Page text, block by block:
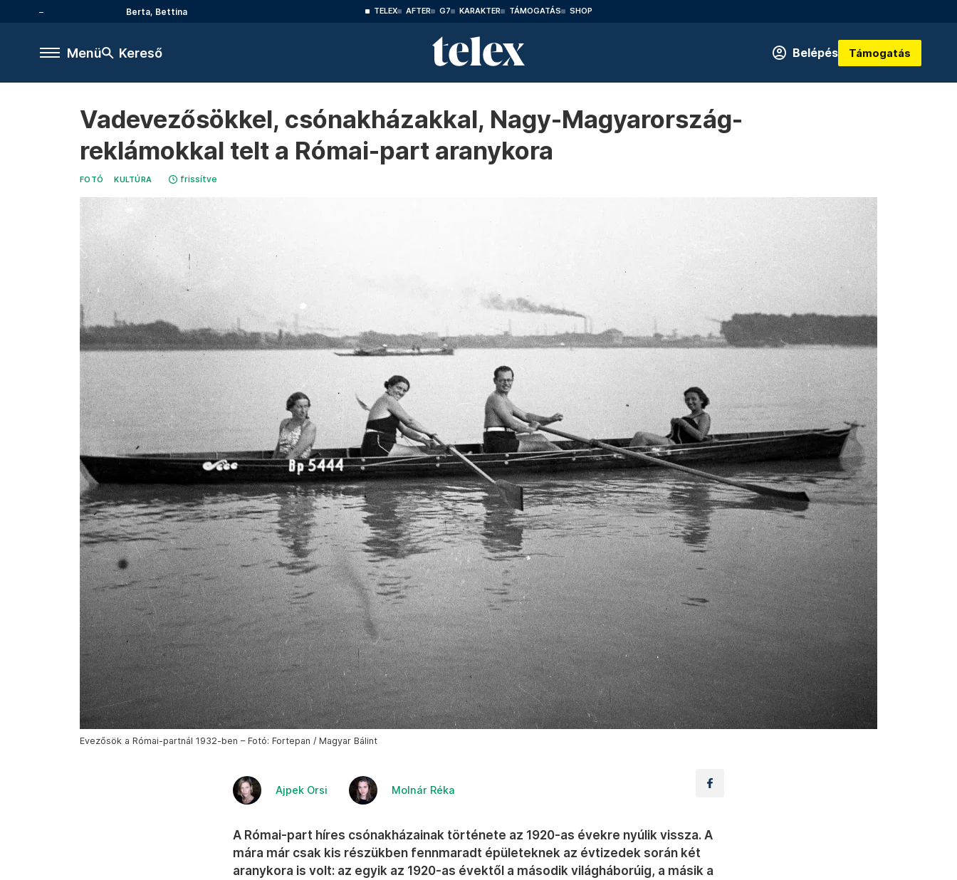
Berta, Bettina TELEX AFTER G7 KARAKTER TÁMOGATÁS SHOP
Menü Kereső Belépés Támogatás
Vadevezősökkel, csónakházakkal, Nagy-Magyarország-
reklámokkal telt a Római-part aranykora
FOTÓ KULTÚRA frissítve
Evezősök a Római-partnál 1932-ben – Fotó: Fortepan / Magyar Bálint
Ajpek Orsi Molnár Réka
A Római-part híres csónakházainak története az 1920-as évekre nyúlik vissza. A
mára már csak kis részükben fennmaradt épületeknek az évtizedek során két
aranykora is volt: az egyik az 1920-as évektől a második világháborúig, a másik a